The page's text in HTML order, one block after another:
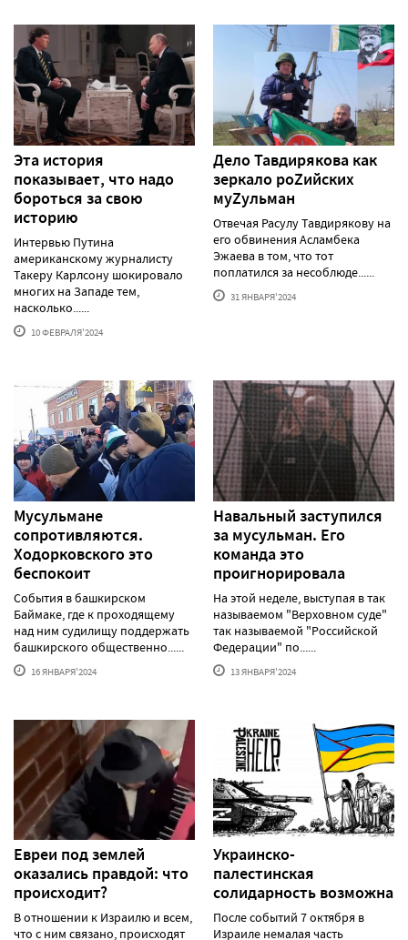
Эта история
показывает, что надо
бороться за свою
историю
Интервью Путина
американскому журналисту
Такеру Карлсону шокировало
многих на Западе тем,
насколько......
10 ФЕВРАЛЯ'2024
Дело Тавдирякова как
зеркало роZийских
муZульман
Отвечая Расулу Тавдирякову на
его обвинения Асламбека
Эжаева в том, что тот
поплатился за несоблюде......
31 ЯНВАРЯ'2024
Мусульмане
сопротивляются.
Ходорковского это
беспокоит
События в башкирском
Баймаке, где к проходящему
над ним судилищу поддержать
башкирского общественно......
16 ЯНВАРЯ'2024
Навальный заступился
за мусульман. Его
команда это
проигнорировала
На этой неделе, выступая в так
называемом "Верховном суде"
так называемой "Российской
Федерации" по......
13 ЯНВАРЯ'2024
Евреи под землей
оказались правдой: что
происходит?
В отношении к Израилю и всем,
что с ним связано, происходят
Украинско-
палестинская
солидарность возможна
После событий 7 октября в
Израиле немалая часть